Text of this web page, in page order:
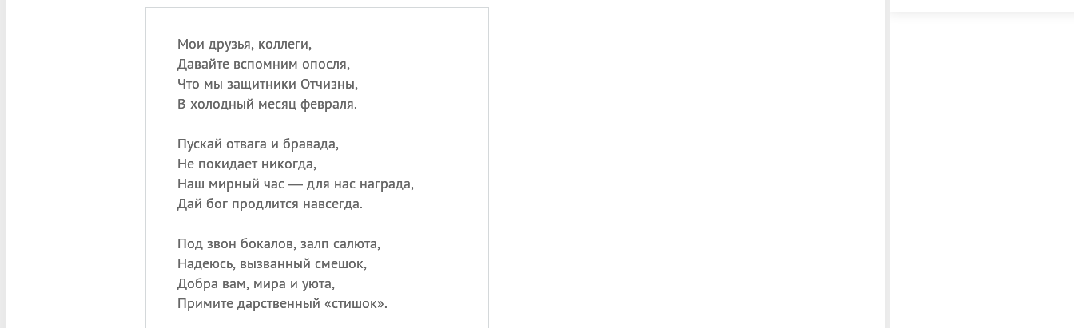
Мои друзья, коллеги,
Давайте вспомним опосля,
Что мы защитники Отчизны,
В холодный месяц февраля.
Пускай отвага и бравада,
Не покидает никогда,
Наш мирный час — для нас награда,
Дай бог продлится навсегда.
Под звон бокалов, залп салюта,
Надеюсь, вызванный смешок,
Добра вам, мира и уюта,
Примите дарственный «стишок».